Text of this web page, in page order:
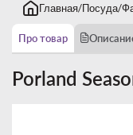
Главная Посуда
Про товар
Porland